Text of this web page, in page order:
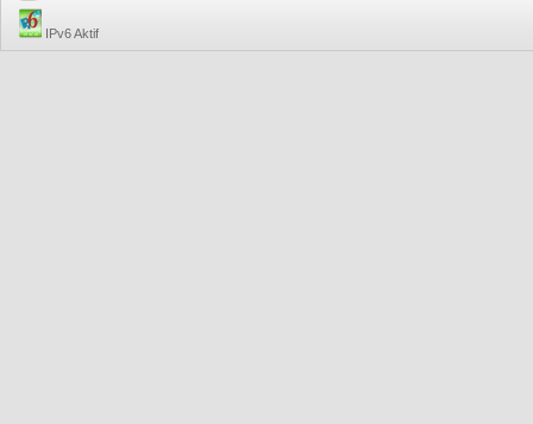
IPv6 Aktif